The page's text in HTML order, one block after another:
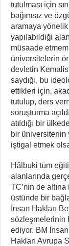
tutulması için
bağımsız ve
aramaya yönelik
yapılabildiği
müsaade
üniversitelerin
devletin
saydığı, bu
ettikleri için,
tutulup, ders
soruşturma
atıldığı bir
bir üniversitenin
iştigal etmek
Hâlbuki tüm
alanlarında
TC’nin de altına
üstünde bir
İnsan Hakları
sözleşmelerinin
ediyor. BM
Hakları Avrupa